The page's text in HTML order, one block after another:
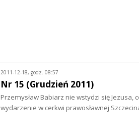
2011-12-18, godz. 08:57
Nr 15 (Grudzień 2011)
Przemysław Babiarz nie wstydzi się
wydarzenie w cerkwi prawosławnej